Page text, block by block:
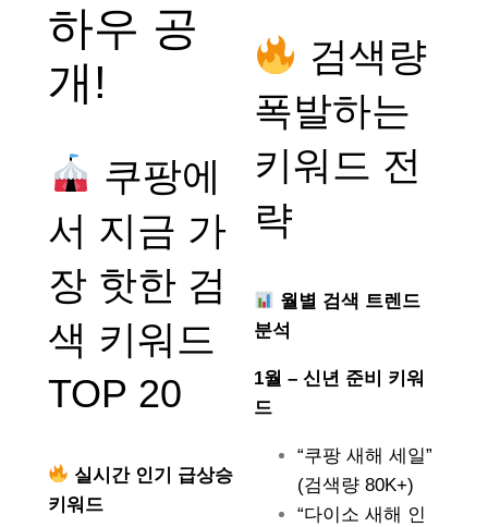
하우 공
개!
쿠팡에
서 지금 가
장 핫한 검
색 키워드
TOP 20
실시간 인기 급상승
키워드
검색량
폭발하는
키워드 전
략
월별 검색 트렌드
분석
1월 – 신년 준비 키워
드
“쿠팡 새해 세일”
(검색량 80K+)
“다이소 새해 인